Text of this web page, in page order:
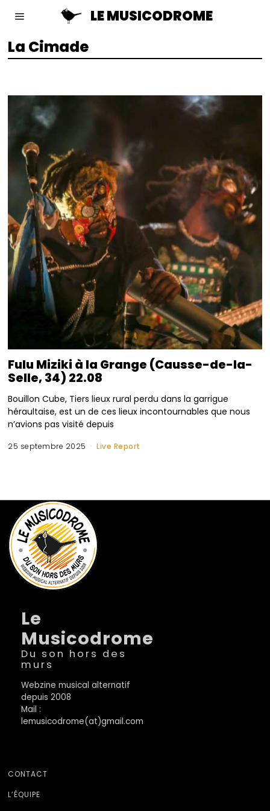
LE MUSICODROME
La Cimade
Fulu Miziki à la Grange (Causse-de-la-
Selle, 34) 22.08
Bouillon Cube, Tiers lieux rural perdu dans la garrigue
héraultaise, est un de ces lieux incontournables que nous
n’avions pas visité depuis
25 septembre 2025 Live Report
Le
Musicodrome
Du son hors des
murs
Webzine musical alternatif
depuis 2008
Mail :
lemusicodrome(at)gmail.com
CONTACT
L’ÉQUIPE